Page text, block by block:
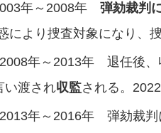
年～2008年 弾劾裁判
により捜査対象になり、
年～2013年 退任後、
い渡され収監される。
年～2016年 弾劾裁判